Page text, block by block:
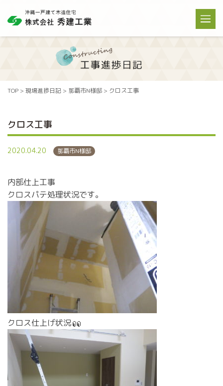
TOP > 現場進捗日記 > 那覇市N様邸 > クロス工事
クロス工事
2020.04.20 那覇市N様邸
内部仕上工事
クロスパテ処理状況です。
クロス仕上げ状況